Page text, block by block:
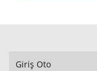
Giriş Oto